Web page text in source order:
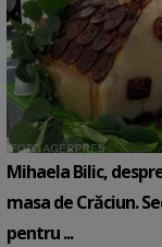
Mihaela Bilic,
masa de Crăciun.
pentru ...